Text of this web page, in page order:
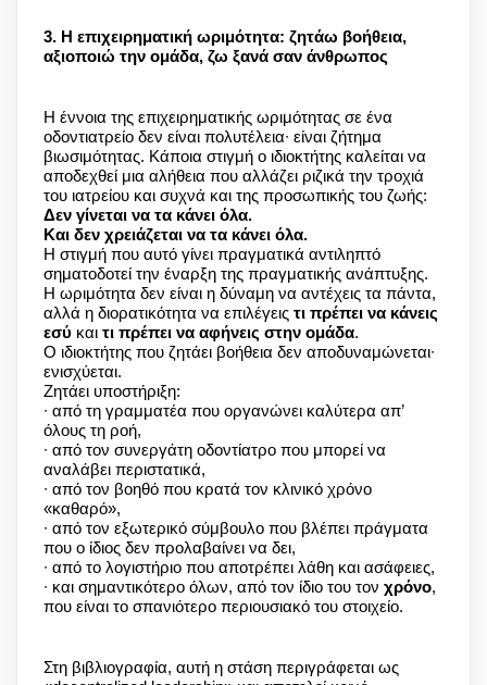
3. Η επιχειρηματική ωριμότητα: ζητάω βοήθεια,
αξιοποιώ την ομάδα, ζω ξανά σαν άνθρωπος
Η έννοια της επιχειρηματικής ωριμότητας σε ένα
οδοντιατρείο δεν είναι πολυτέλεια∙ είναι ζήτημα
βιωσιμότητας. Κάποια στιγμή ο ιδιοκτήτης καλείται να
αποδεχθεί μια αλήθεια που αλλάζει ριζικά την τροχιά
του ιατρείου και συχνά και της προσωπικής του ζωής:
Δεν γίνεται να τα κάνει όλα.
Και δεν χρειάζεται να τα κάνει όλα.
Η στιγμή που αυτό γίνει πραγματικά αντιληπτό
σηματοδοτεί την έναρξη της πραγματικής ανάπτυξης.
Η ωριμότητα δεν είναι η δύναμη να αντέχεις τα πάντα,
αλλά η διορατικότητα να επιλέγεις τι πρέπει να κάνεις
εσύ και τι πρέπει να αφήνεις στην ομάδα.
Ο ιδιοκτήτης που ζητάει βοήθεια δεν αποδυναμώνεται∙
ενισχύεται.
Ζητάει υποστήριξη:
∙ από τη γραμματέα που οργανώνει καλύτερα απ’
όλους τη ροή,
∙ από τον συνεργάτη οδοντίατρο που μπορεί να
αναλάβει περιστατικά,
∙ από τον βοηθό που κρατά τον κλινικό χρόνο
«καθαρό»,
∙ από τον εξωτερικό σύμβουλο που βλέπει πράγματα
που ο ίδιος δεν προλαβαίνει να δει,
∙ από το λογιστήριο που αποτρέπει λάθη και ασάφειες,
∙ και σημαντικότερο όλων, από τον ίδιο του τον χρόνο,
που είναι το σπανιότερο περιουσιακό του στοιχείο.
Στη βιβλιογραφία, αυτή η στάση περιγράφεται ως